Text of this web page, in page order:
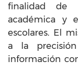
finalidad de
académica y
escolares. El
a la
información